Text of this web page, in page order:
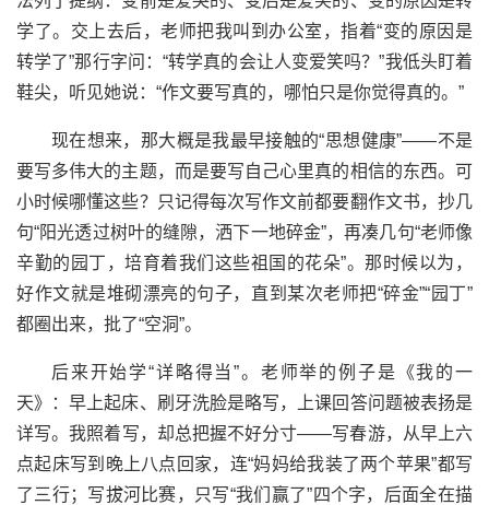
学了。交上去后，老师把我叫到办公室，指着“变的原因是
转学了”那行字问：“转学真的会让人变爱笑吗？”我低头盯着
鞋尖，听见她说：“作文要写真的，哪怕只是你觉得真的。”
现在想来，那大概是我最早接触的“思想健康”——不是
要写多伟大的主题，而是要写自己心里真的相信的东西。可
小时候哪懂这些？只记得每次写作文前都要翻作文书，抄几
句“阳光透过树叶的缝隙，洒下一地碎金”，再凑几句“老师像
辛勤的园丁，培育着我们这些祖国的花朵”。那时候以为，
好作文就是堆砌漂亮的句子，直到某次老师把“碎金”“园丁”
都圈出来，批了“空洞”。
后来开始学“详略得当”。老师举的例子是《我的一
天》：早上起床、刷牙洗脸是略写，上课回答问题被表扬是
详写。我照着写，却总把握不好分寸——写春游，从早上六
点起床写到晚上八点回家，连“妈妈给我装了两个苹果”都写
了三行；写拔河比赛，只写“我们赢了”四个字，后面全在描